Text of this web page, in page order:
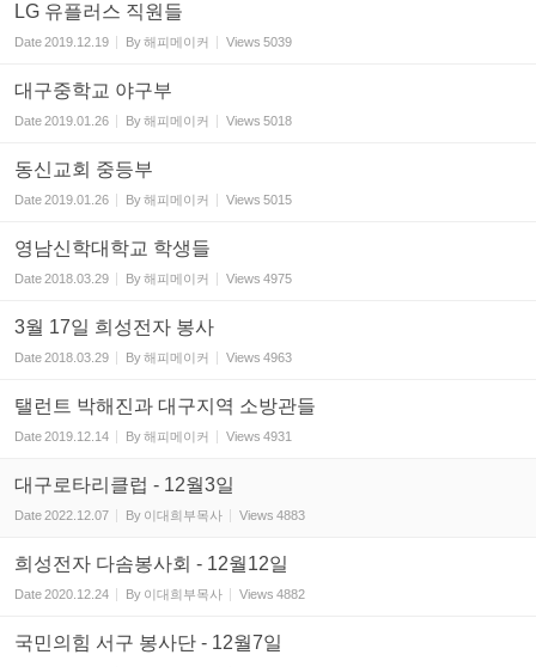
LG 유플러스 직원들
Date2019.12.19 By해피메이커 Views 5039
대구중학교 야구부
Date2019.01.26 By해피메이커 Views 5018
동신교회 중등부
Date2019.01.26 By해피메이커 Views 5015
영남신학대학교 학생들
Date2018.03.29 By해피메이커 Views 4975
3월 17일 희성전자 봉사
Date2018.03.29 By해피메이커 Views 4963
탤런트 박해진과 대구지역 소방관들
Date2019.12.14 By해피메이커 Views 4931
대구로타리클럽 - 12월3일
Date2022.12.07 By 이대희부목사 Views 4883
희성전자 다솜봉사회 - 12월12일
Date2020.12.24 By 이대희부목사 Views 4882
국민의힘 서구 봉사단 - 12월7일